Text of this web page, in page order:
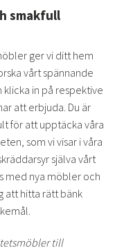
smakfull
ger vi ditt hem
vårt spännande
in på respektive
att erbjuda. Du är
för att upptäcka våra
som vi visar i våra
själva vårt
med nya möbler och
att hitta rätt bänk
till